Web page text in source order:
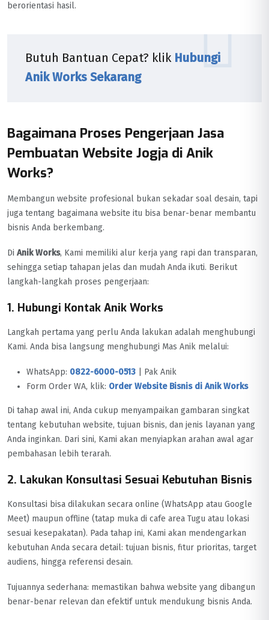
berorientasi hasil.
Butuh Bantuan Cepat? klik Hubungi
Anik Works Sekarang
Bagaimana Proses Pengerjaan Jasa
Pembuatan Website Jogja di Anik
Works?
Membangun website profesional bukan sekadar soal desain, tapi
juga tentang bagaimana website itu bisa benar-benar membantu
bisnis Anda berkembang.
Di Anik Works, Kami memiliki alur kerja yang rapi dan transparan,
sehingga setiap tahapan jelas dan mudah Anda ikuti. Berikut
langkah-langkah proses pengerjaan:
1. Hubungi Kontak Anik Works
Langkah pertama yang perlu Anda lakukan adalah menghubungi
Kami. Anda bisa langsung menghubungi Mas Anik melalui:
WhatsApp: 0822-6000-0513 | Pak Anik
Form Order WA, klik: Order Website Bisnis di Anik Works
Di tahap awal ini, Anda cukup menyampaikan gambaran singkat
tentang kebutuhan website, tujuan bisnis, dan jenis layanan yang
Anda inginkan. Dari sini, Kami akan menyiapkan arahan awal agar
pembahasan lebih terarah.
2. Lakukan Konsultasi Sesuai Kebutuhan Bisnis
Konsultasi bisa dilakukan secara online (WhatsApp atau Google
Meet) maupun offline (tatap muka di cafe area Tugu atau lokasi
sesuai kesepakatan). Pada tahap ini, Kami akan mendengarkan
kebutuhan Anda secara detail: tujuan bisnis, fitur prioritas, target
audiens, hingga referensi desain.
Tujuannya sederhana: memastikan bahwa website yang dibangun
benar-benar relevan dan efektif untuk mendukung bisnis Anda.